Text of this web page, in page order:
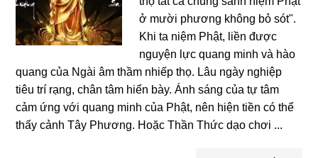
ở mười phương không bỏ sót".
Khi ta niệm Phật, liền được
nguyện lực quang minh và hào
quang của Ngài âm thầm nhiếp thọ. Lâu ngày nghiệp
tiêu trí rạng, chân tâm hiển bày. Ánh sáng của tự tâm
cảm ứng với quang minh của Phật, nên hiện tiền có thể
thấy cảnh Tây Phương. Hoặc Thần Thức dạo chơi ...